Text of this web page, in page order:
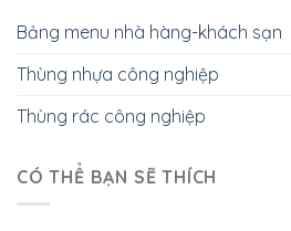
Bảng menu nhà hàng-khách sạn
Thùng nhựa công nghiệp
Thùng rác công nghiệp
CÓ THỂ BẠN SẼ THÍCH